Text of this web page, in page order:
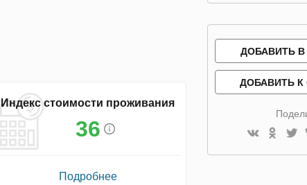
Индекс стоимости проживания
36
Подробнее
ДОБАВИТЬ
ДОБАВИТЬ